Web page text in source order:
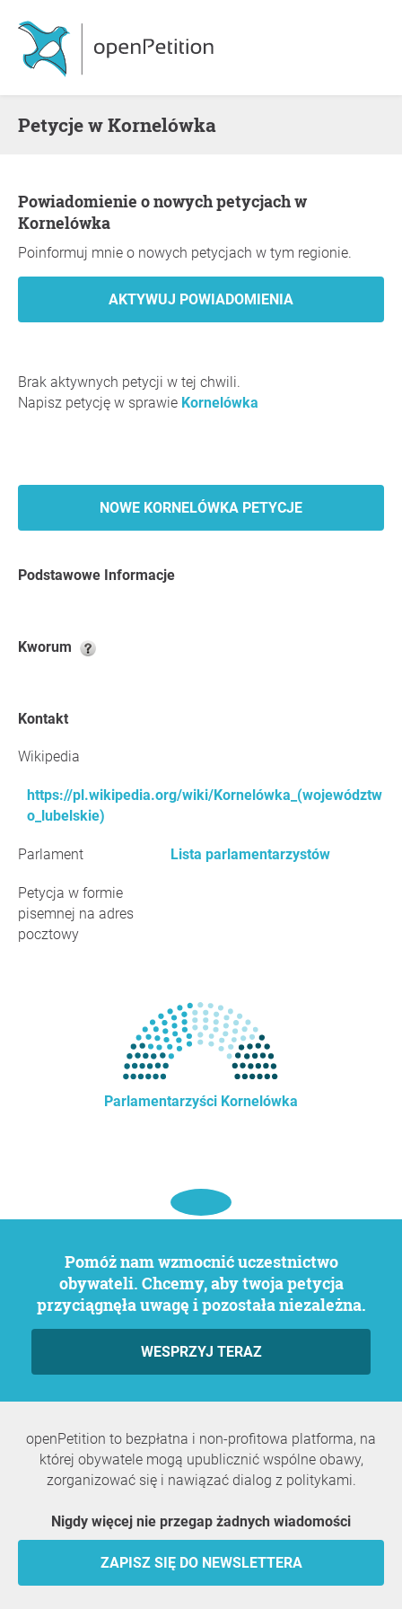
Petycje w Kornelówka
Powiadomienie o nowych petycjach w
Kornelówka
Poinformuj mnie o nowych petycjach w tym regionie.
Brak aktywnych petycji w tej chwili.
Napisz petycję w sprawie Kornelówka
NOWE KORNELÓWKA PETYCJE
Podstawowe Informacje
Kworum
Kontakt
Wikipedia
https://pl.wikipedia.org/wiki/Kornelówka_(województw
o_lubelskie)
Parlament Lista parlamentarzystów
Petycja w formie
pisemnej na adres
pocztowy
Parlamentarzyści Kornelówka
Pomóż nam wzmocnić uczestnictwo
obywateli. Chcemy, aby twoja petycja
przyciągnęła uwagę i pozostała niezależna.
WESPRZYJ TERAZ
openPetition to bezpłatna i non-profitowa platforma, na
której obywatele mogą upublicznić wspólne obawy,
zorganizować się i nawiązać dialog z politykami.
Nigdy więcej nie przegap żadnych wiadomości
ZAPISZ SIĘ DO NEWSLETTERA